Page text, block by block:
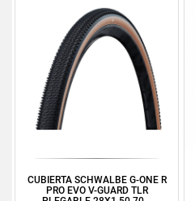
CUBIERTA SCHWALBE G-ONE R
PRO EVO V-GUARD TLR